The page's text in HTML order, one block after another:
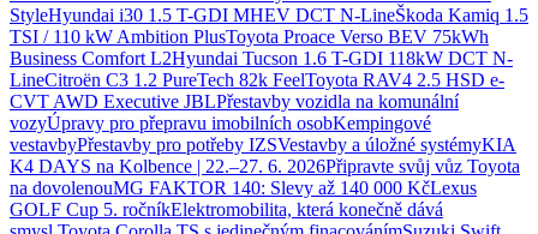
StyleHyundai i30 1.5 T-GDI MHEV DCT N-LineŠkoda Kamiq 1.5
TSI / 110 kW Ambition PlusToyota Proace Verso BEV 75kWh
Business Comfort L2Hyundai Tucson 1.6 T-GDI 118kW DCT N-
LineCitroën C3 1.2 PureTech 82k FeelToyota RAV4 2.5 HSD e-
CVT AWD Executive JBLPřestavby vozidla na komunální
vozyÚpravy pro přepravu imobilních osobKempingové
vestavbyPřestavby pro potřeby IZSVestavby a úložné systémyKIA
K4 DAYS na Kolbence | 22.–27. 6. 2026Připravte svůj vůz Toyota
na dovolenouMG FAKTOR 140: Slevy až 140 000 KčLexus
GOLF Cup 5. ročníkElektromobilita, která konečně dává